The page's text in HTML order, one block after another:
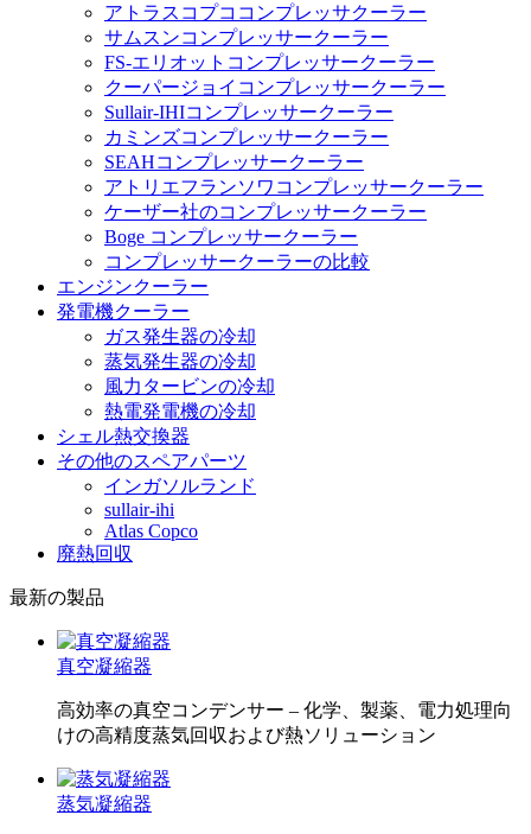
アトラスコプココンプレッサクーラー
サムスンコンプレッサークーラー
FS-エリオットコンプレッサークーラー
クーパージョイコンプレッサークーラー
Sullair-IHIコンプレッサークーラー
カミンズコンプレッサークーラー
SEAHコンプレッサークーラー
アトリエフランソワコンプレッサークーラー
ケーザー社のコンプレッサークーラー
Boge コンプレッサークーラー
コンプレッサークーラーの比較
エンジンクーラー
発電機クーラー
ガス発生器の冷却
蒸気発生器の冷却
風力タービンの冷却
熱電発電機の冷却
シェル熱交換器
その他のスペアパーツ
インガソルランド
sullair-ihi
Atlas Copco
廃熱回収
最新の製品
真空凝縮器
高効率の真空コンデンサー – 化学、製薬、電力処理向
けの高精度蒸気回収および熱ソリューション
蒸気凝縮器